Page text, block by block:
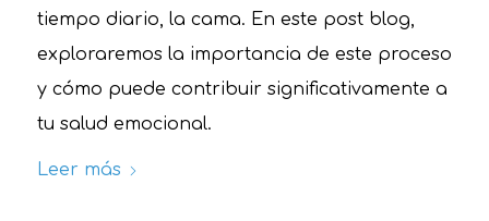
tiempo diario, la cama. En este post blog,
exploraremos la importancia de este proceso
y cómo puede contribuir significativamente a
tu salud emocional.
Leer más